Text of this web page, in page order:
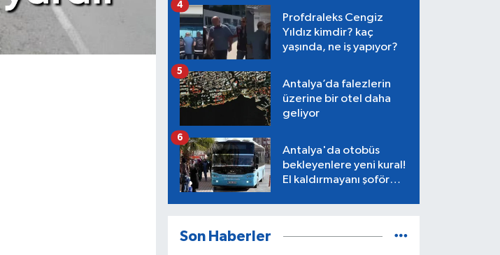
Profdraleks Cengiz
Yıldız kimdir? kaç
yaşında, ne iş yapıyor?
4
Antalya’da falezlerin
üzerine bir otel daha
geliyor
5
Antalya'da otobüs
bekleyenlere yeni kural!
El kaldırmayanı şoför
6
Son Haberler